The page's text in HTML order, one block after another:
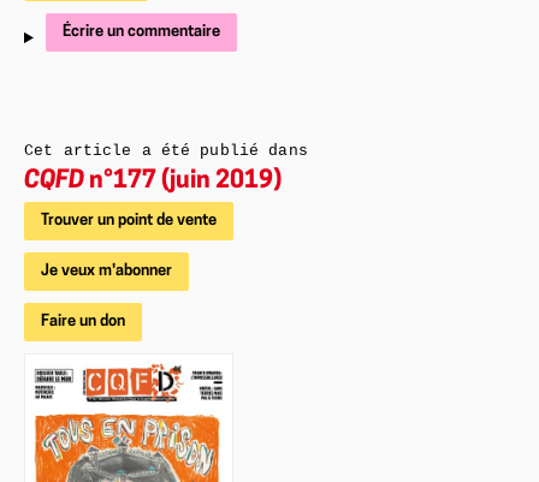
Écrire un commentaire
Cet article a été publié dans
CQFD n°177 (juin 2019)
Trouver un point de vente
Je veux m'abonner
Faire un don